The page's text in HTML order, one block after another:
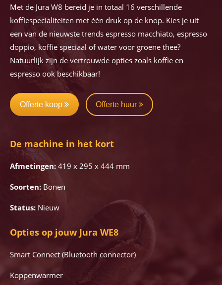
Met de Jura W8 bereid je in totaal 16 verschillende
koffiespecialiteiten met één druk op de knop. Kies je uit
een van de nieuwste trends espresso macchiato, espresso
doppio, koffie speciaal of water voor groene thee?
Natuurlijk zijn de vertrouwde opties zoals koffie en
espresso ook beschikbaar!
Offerte koop Offerte huur
De machine in het kort
Afmetingen: 419 x 295 x 444 mm
Soorten: Bonen
Status: Nieuw
Opties op jouw Jura WE8
Smart Connect (Bluetooth connector)
Koppenwarmer